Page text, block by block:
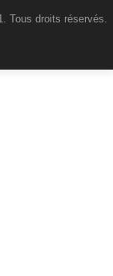
Tous droits réservés.